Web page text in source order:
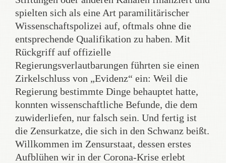
spielten sich als eine Art paramilitärischer
Wissenschaftspolizei auf, oftmals ohne die
entsprechende Qualifikation zu haben. Mit
Rückgriff auf offizielle
Regierungsverlautbarungen führten sie einen
Zirkelschluss von „Evidenz“ ein: Weil die
Regierung bestimmte Dinge behauptet hatte,
konnten wissenschaftliche Befunde, die dem
zuwiderliefen, nur falsch sein. Und fertig ist
die Zensurkatze, die sich in den Schwanz beißt.
Willkommen im Zensurstaat, dessen erstes
Aufblühen wir in der Corona-Krise erlebt